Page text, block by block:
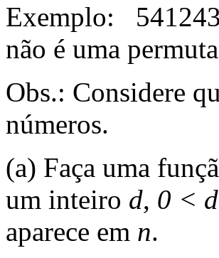
Exemplo:
não é uma
Obs.: Considere
números.
(a) Faça uma
um inteiro d, 0 < d
aparece em n.